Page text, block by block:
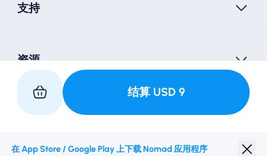
结算 USD9
支持
资源
与我们合作
在 App Store / Google Play 上下载 Nomad 应用程序